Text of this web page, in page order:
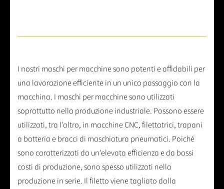
I nostri maschi per macchine sono potenti e affidabili per
una lavorazione efficiente in un unico passaggio con la
macchina. I maschi per macchine sono utilizzati
soprattutto nella produzione industriale. Possono essere
utilizzati, tra l'altro, in macchine CNC, filettatrici, trapani
a batteria e bracci di maschiatura pneumatici. Poiché
sono caratterizzati da un'elevata efficienza e da bassi
costi di produzione, sono spesso utilizzati nella
produzione in serie. Il filetto viene tagliato dalla